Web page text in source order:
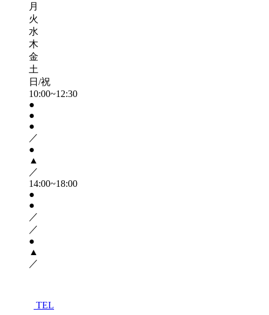
月
火
水
木
金
土
日/祝
10:00~12:30
●
●
●
／
●
▲
／
14:00~18:00
●
●
／
／
●
▲
／
TEL